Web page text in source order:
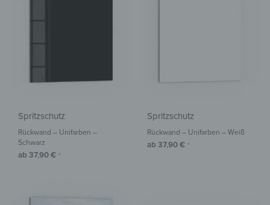
MAGNETMATTEN
SCHLÜSSELBRETTER
FOTOTAPETEN
WC-SITZE
DEIN FOTO
ZUBEHÖR/ERSATZTEILE
Spritzschutz
Rückwand – Unifarben –
Schwarz
ab 37,90€ *
Spritzschutz
Rückwand – Unifarben – Weiß
ab 37,90€ *